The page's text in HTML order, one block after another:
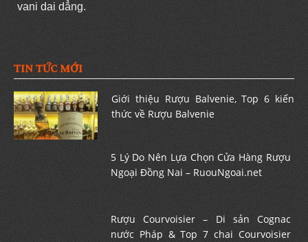
vani dai dẳng.
TIN TỨC MỚI
Giới thiệu Rượu Balvenie, Top 6 kiến
thức về Rượu Balvenie
5 Lý Do Nên Lựa Chọn Cửa Hàng Rượu
Ngoại Đồng Nai – RuouNgoai.net
Rượu Courvoisier – Di sản Cognac
nước Pháp & Top 7 chai Courvoisier